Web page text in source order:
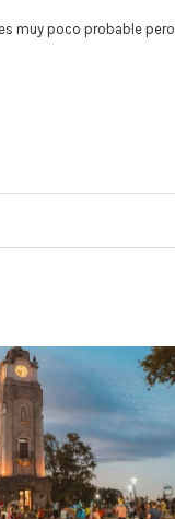
muy poco probable pero